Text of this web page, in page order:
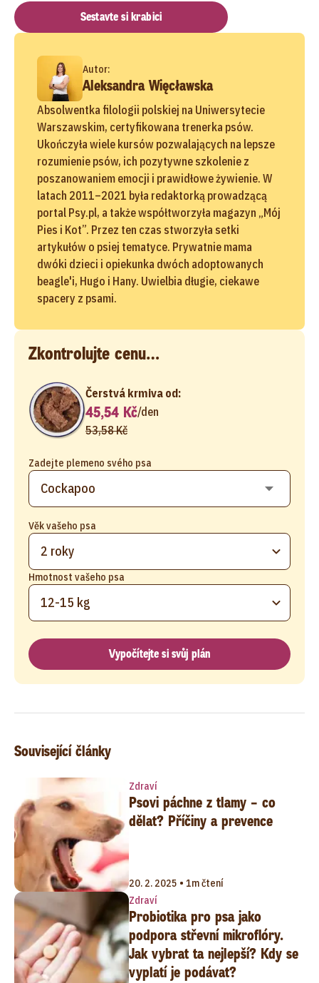
Sestavte si krabici
Autor:
Aleksandra Więcławska
Absolwentka filologii polskiej na Uniwersytecie
Warszawskim, certyfikowana trenerka psów.
Ukończyła wiele kursów pozwalających na lepsze
rozumienie psów, ich pozytywne szkolenie z
poszanowaniem emocji i prawidłowe żywienie. W
latach 2011–2021 była redaktorką prowadzącą
portal Psy.pl, a także współtworzyła magazyn „Mój
Pies i Kot”. Przez ten czas stworzyła setki
artykułów o psiej tematyce. Prywatnie mama
dwóki dzieci i opiekunka dwóch adoptowanych
beagle'i, Hugo i Hany. Uwielbia długie, ciekawe
spacery z psami.
Zkontrolujte cenu…
Zadejte plemeno svého psa
Věk vašeho psa
2 roky
Hmotnost vašeho psa
12-15 kg
Čerstvá krmiva od:
45,54 Kč/den
53,58 Kč
Vypočítejte si svůj plán
Související články
Zdraví
Psovi páchne z tlamy – co
dělat? Příčiny a prevence
20. 2. 2025 • 1m čtení
Zdraví
Probiotika pro psa jako
podpora střevní mikroflóry.
Jak vybrat ta nejlepší? Kdy se
vyplatí je podávat?